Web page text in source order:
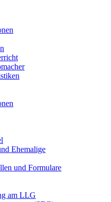
Ehemalige
und Formulare
am LLG